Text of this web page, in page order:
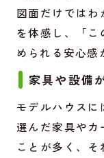
図面だけでは
を体感し、「
められる安心感
家具や設備
モデルハウス
選んだ家具やカ
ことが多く、